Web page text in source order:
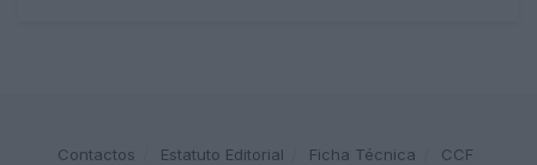
Contactos Estatuto Editorial Ficha Técnica CCF